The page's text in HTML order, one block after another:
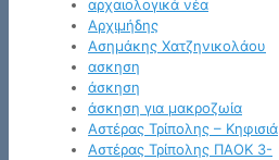
αρχαιολογικά νέα
Αρχιμήδης
Ασημάκης Χατζηνικολάου
ασκηση
άσκηση
άσκηση για μακροζωία
Αστέρας Τρίπολης – Κηφισιά
Αστέρας Τρίπολης ΠΑΟΚ 3-